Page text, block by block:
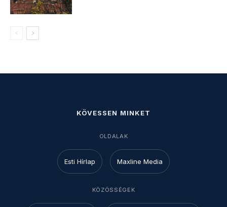
KÖVESSEN MINKET
OLDALAK
Esti Hírlap Maxline Media
KÖZÖSSÉGEK